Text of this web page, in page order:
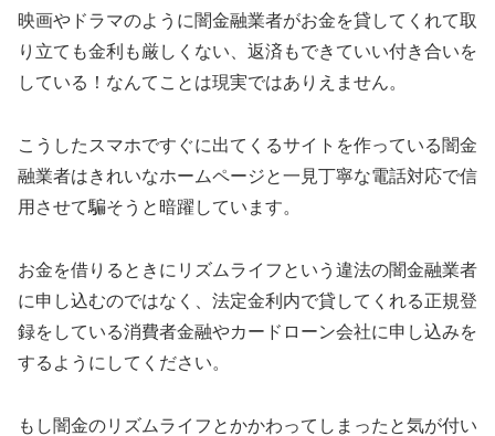
映画やドラマのように闇金融業者がお金を貸してくれて取
り立ても金利も厳しくない、返済もできていい付き合いを
している！なんてことは現実ではありえません。
こうしたスマホですぐに出てくるサイトを作っている闇金
融業者はきれいなホームページと一見丁寧な電話対応で信
用させて騙そうと暗躍しています。
お金を借りるときに リズムライフ という違法の闇金融業者
に申し込むのではなく、法定金利内で貸してくれる正規登
録をしている消費者金融やカードローン会社に申し込みを
するようにしてください。
もし闇金のリズムライフ とかかわってしまったと気が付い